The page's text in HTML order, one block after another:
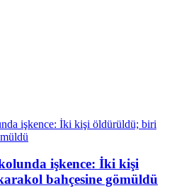
işkence: İki kişi
bahçesine gömüldü